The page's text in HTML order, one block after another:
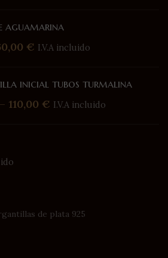
aguamarina
€ I.V.A incluido
inicial tubos turmalina
– 110,00 € I.V.A incluido
de plata 925